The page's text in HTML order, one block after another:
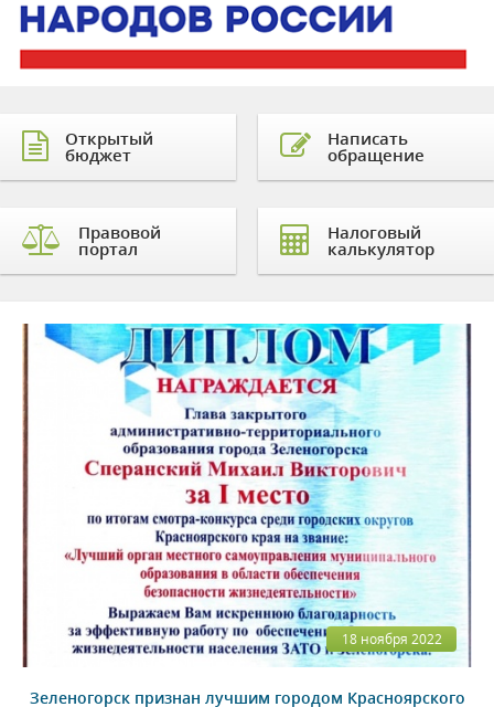
Открытый
бюджет
Правовой
портал
Написать
обращение
Налоговый
калькулятор
18 ноября 2022
Зеленогорск признан лучшим городом Красноярского